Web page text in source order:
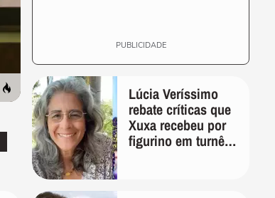
PUBLICIDADE
Lúcia Veríssimo
rebate críticas que
Xuxa recebeu por
figurino em turnê: